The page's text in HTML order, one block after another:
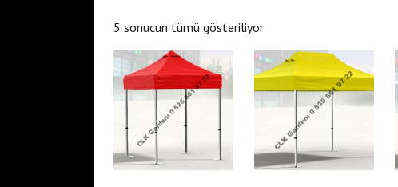
5 sonucun tümü gösteriliyor